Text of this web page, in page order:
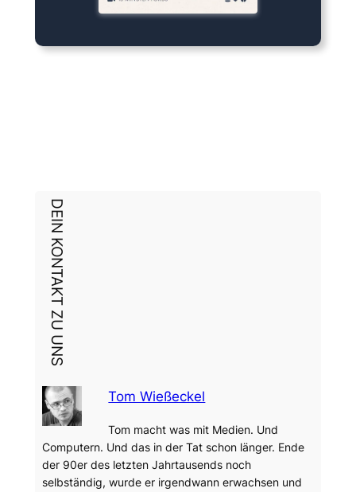
DEIN KONTAKT ZU UNS
Tom Wießeckel
Tom macht was mit Medien. Und
Computern. Und das in der Tat schon länger. Ende
der 90er des letzten Jahrtausends noch
selbständig, wurde er irgendwann erwachsen und